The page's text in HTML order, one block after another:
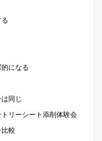
になる
同じ
リーシート添削体験会
較